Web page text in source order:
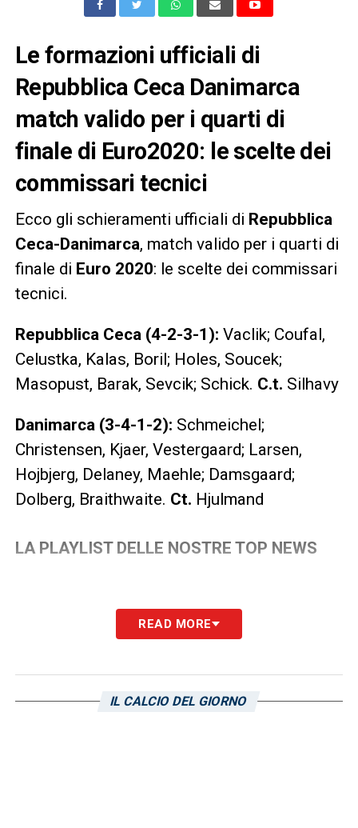
Le formazioni ufficiali di
Repubblica Ceca Danimarca
match valido per i quarti di
finale di Euro2020: le scelte dei
commissari tecnici
Ecco gli schieramenti ufficiali di Repubblica
Ceca-Danimarca, match valido per i quarti di
finale di Euro 2020: le scelte dei commissari
tecnici.
Repubblica Ceca (4-2-3-1): Vaclik; Coufal,
Celustka, Kalas, Boril; Holes, Soucek;
Masopust, Barak, Sevcik; Schick. C.t. Silhavy
Danimarca (3-4-1-2): Schmeichel;
Christensen, Kjaer, Vestergaard; Larsen,
Hojbjerg, Delaney, Maehle; Damsgaard;
Dolberg, Braithwaite. Ct. Hjulmand
LA PLAYLIST DELLE NOSTRE TOP NEWS
READ MORE
IL CALCIO DEL GIORNO